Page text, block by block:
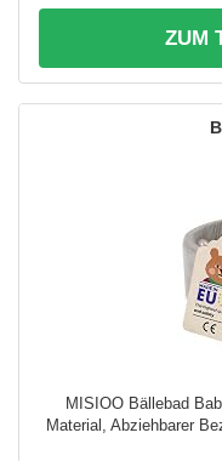
ZUM
MISIOO Bällebad
Material, Abziehbarer